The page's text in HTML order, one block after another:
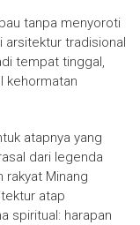
tanpa menyoroti
arsitektur tradisional
tempat tinggal,
kehormatan
atapnya yang
dari legenda
rakyat Minang
atap
spiritual: harapan